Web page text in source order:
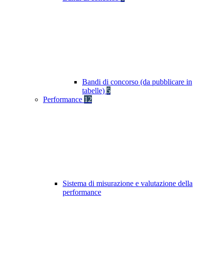
Bandi di concorso (da pubblicare in
tabelle) 5
Performance 12
Sistema di misurazione e valutazione della
performance